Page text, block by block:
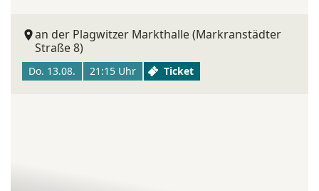
an der Plagwitzer Markthalle (Markranstädter
Straße 8)
Do. 13.08. 21:15 Uhr Ticket